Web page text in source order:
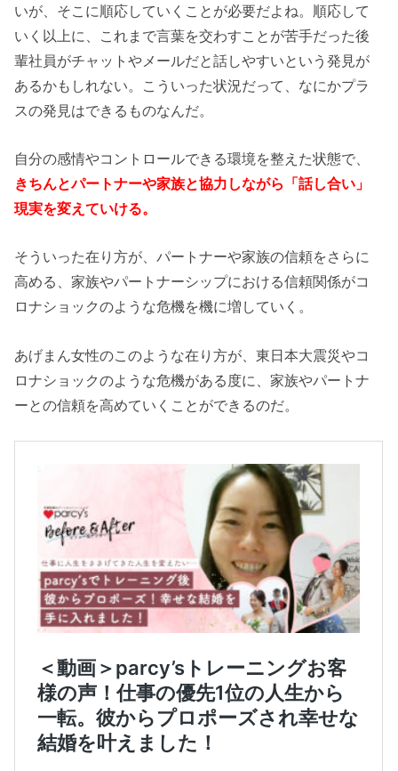
いが、そこに順応していくことが必要だよね。順応して
いく以上に、これまで言葉を交わすことが苦手だった後
輩社員がチャットやメールだと話しやすいという発見が
あるかもしれない。こういった状況だって、なにかプラ
スの発見はできるものなんだ。
自分の感情やコントロールできる環境を整えた状態で、
きちんとパートナーや家族と協力しながら「話し合い」
現実を変えていける。
そういった在り方が、パートナーや家族の信頼をさらに
高める、家族やパートナーシップにおける信頼関係がコ
ロナショックのような危機を機に増していく。
あげまん女性のこのような在り方が、東日本大震災やコ
ロナショックのような危機がある度に、家族やパートナ
ーとの信頼を高めていくことができるのだ。